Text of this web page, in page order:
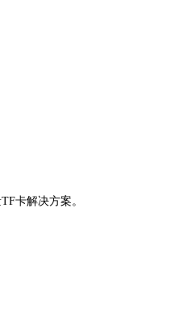
卡解决方案。